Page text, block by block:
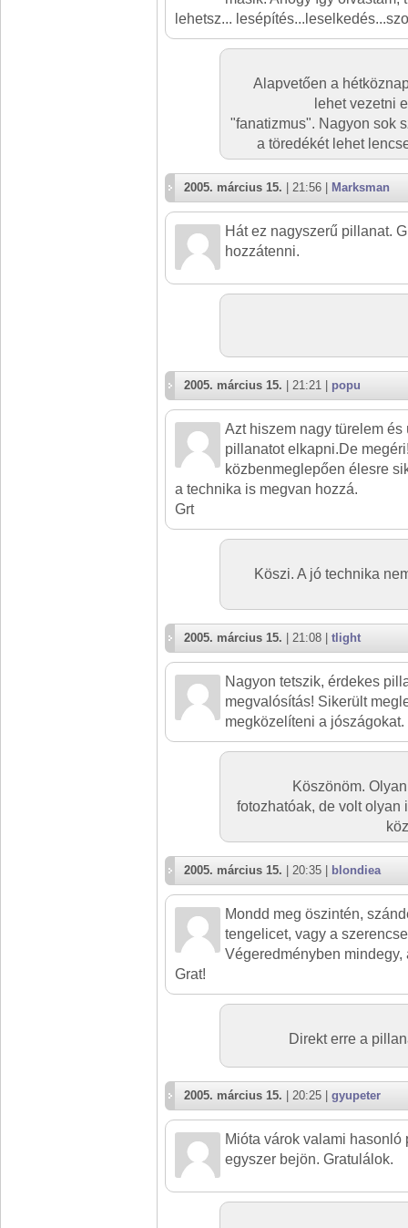
lehetsz...
Alapvetően a
lehet vezetni
"fanatizmus". Nagyon sok
a töredékét lehet
2005. március 15. | 21:56 | Marksman
Hát ez nagyszerű pillanat.
hozzátenni.
2005. március 15. | 21:21 | popu
Azt hiszem nagy türelem
pillanatot elkapni.De
közbenmeglepően élesre
a technika is megvan hozzá.
Grt
Köszi. A jó technika
2005. március 15. | 21:08 | tlight
Nagyon tetszik, érdekes
megvalósítás! Sikerült
megközelíteni a jószágokat.
Köszönöm.
fotozhatóak, de volt olyan
2005. március 15. | 20:35 | blondiea
Mondd meg öszintén,
tengelicet, vagy a
Végeredményben mindegy,
Grat!
Direkt erre a
2005. március 15. | 20:25 | gyupeter
Mióta várok valami hasonló
egyszer bejön. Gratulálok.